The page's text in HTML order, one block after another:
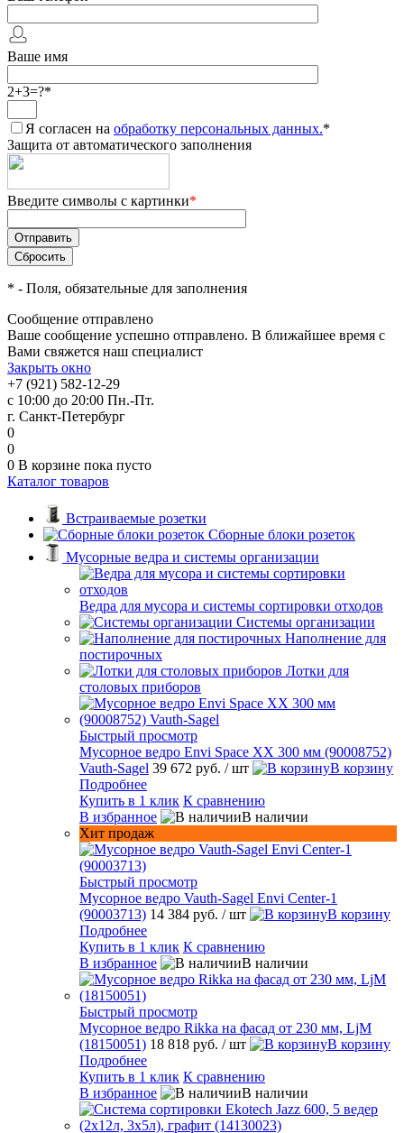
Ваше имя
2+3=?*
Я согласен на обработку персональных данных.*
Защита от автоматического заполнения
Введите символы с картинки*
* - Поля, обязательные для заполнения
Сообщение отправлено
Ваше сообщение успешно отправлено. В ближайшее время с
Вами свяжется наш специалист
Закрыть окно
+7 (921) 582-12-29
с 10:00 до 20:00 Пн.-Пт.
г. Санкт-Петербург
0
0
0 В корзине пока пусто
Каталог товаров
Встраиваемые розетки
Сборные блоки розеток
Мусорные ведра и системы организации
Ведра для мусора и системы сортировки отходов
Системы организации
Наполнение для
постирочных
Лотки для
столовых приборов
Быстрый просмотр
Мусорное ведро Envi Space XX 300 мм (90008752)
Vauth-Sagel 39 672 руб. / шт
В корзину
Подробнее
Купить в 1 клик К сравнению
В избранное
В наличии
Хит продаж
Быстрый просмотр
Мусорное ведро Vauth-Sagel Envi Center-1
(90003713) 14 384 руб. / шт
В корзину
Подробнее
Купить в 1 клик К сравнению
В избранное
В наличии
Быстрый просмотр
Мусорное ведро Rikka на фасад от 230 мм, LjM
(18150051) 18 818 руб. / шт
В корзину
Подробнее
Купить в 1 клик К сравнению
В избранное
В наличии